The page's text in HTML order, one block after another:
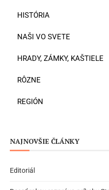
HISTÓRIA
NAŠI VO SVETE
HRADY, ZÁMKY, KAŠTIELE
RÔZNE
REGIÓN
NAJNOVŠIE ČLÁNKY
Editoriál